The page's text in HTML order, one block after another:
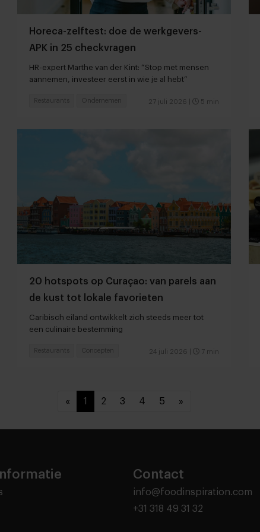
Horeca-zelftest: doe de werkgevers-
APK in 25 checkvragen
HR-expert Marthe van der Kint: “Stop met mensen
aannemen, investeer eerst in wie je al hebt”
27 juli 2026 5 min
Restaurants Ondernemen
20 hotspots op Curaçao: van parels aan
de kust tot lokale favorieten
Caribisch eiland ontwikkelt zich steeds meer tot
een culinaire bestemming
24 juli 2026 7 min
Restaurants Concepten
« 1 2 3 4 5 »
Contact
info@foodinspiration.com
+31 318 49 31 32